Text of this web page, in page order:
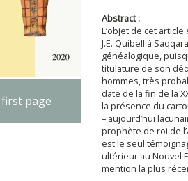
page
Abstract :
L’objet de cet
J.E. Quibell à
généalogique,
titulature de son
hommes, très
date de la fin de la
la présence du
– aujourd’hui
prophète de roi de
est le seul
ultérieur au Nouvel
mention la plus